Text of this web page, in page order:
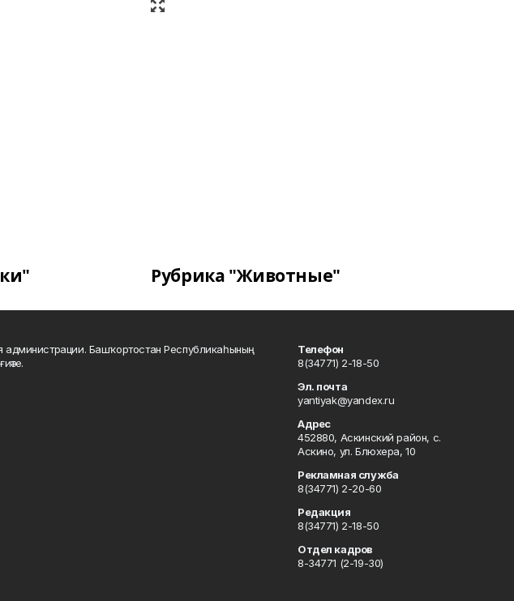
Рубрика "Животные"
администрации. Башҡортостан Республикаһының
Телефон
8(34771) 2-18-50
Эл. почта
yantiyak@yandex.ru
Адрес
452880, Аскинский район, с.
Аскино, ул. Блюхера, 10
Рекламная служба
8(34771) 2-20-60
Редакция
8(34771) 2-18-50
Отдел кадров
8-34771 (2-19-30)